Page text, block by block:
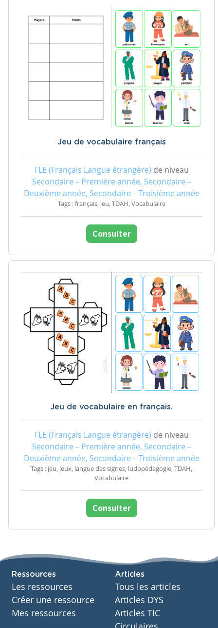
Jeu de vocabulaire français
FLE (Français Langue étrangère) de niveau
Secondaire – Première année, Secondaire –
Deuxième année, Secondaire – Troisième année
Tags : français, jeu, TDAH, Vocabulaire
Consulter
Jeu de vocabulaire en français.
FLE (Français Langue étrangère) de niveau
Secondaire – Première année, Secondaire –
Deuxième année, Secondaire – Troisième année
Tags : jeu, jeux, langue des signes, ludopédagogie, TDAH,
Vocabulaire
Consulter
Ressources
Les ressources
Créer une ressource
Mes ressources
Articles
Tous les articles
Articles DYS
Articles TIC